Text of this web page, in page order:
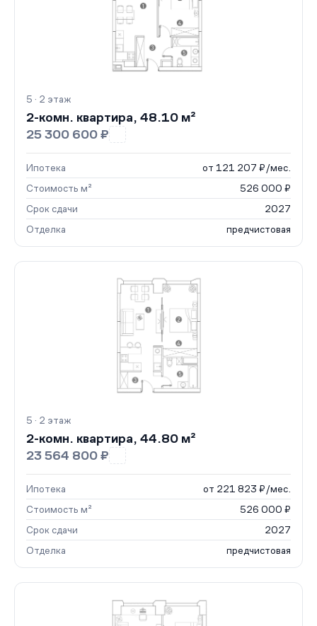
5 · 2 этаж
2-комн. квартира, 48.10 м²
25 300 600 ₽
Ипотека
от 121 207 ₽/мес.
Стоимость м²
526 000 ₽
Срок сдачи
2027
Отделка
предчистовая
5 · 2 этаж
2-комн. квартира, 44.80 м²
23 564 800 ₽
Ипотека
от 221 823 ₽/мес.
Стоимость м²
526 000 ₽
Срок сдачи
2027
Отделка
предчистовая